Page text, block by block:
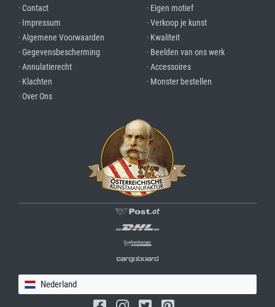
· Contact
· Impressum
· Algemene Voorwaarden
· Gegevensbescherming
· Annulatierecht
· Klachten
· Over Ons
· Eigen motief
· Verkoop je kunst
· Kwaliteit
· Beelden van ons werk
· Accessoires
· Monster bestellen
Nederland